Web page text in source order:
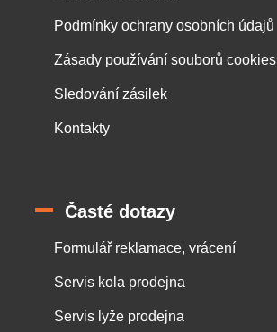
Podmínky ochrany osobních údajů
Zásady používání souborů cookies
Sledování zásilek
Kontakty
Časté dotazy
Formulář reklamace, vrácení
Servis kola prodejna
Servis lyže prodejna